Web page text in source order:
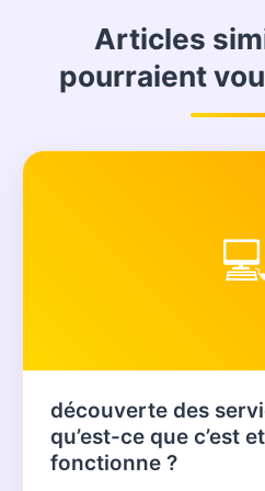
Articles
pourraient
découverte des
qu’est-ce que c’est
fonctionne ?